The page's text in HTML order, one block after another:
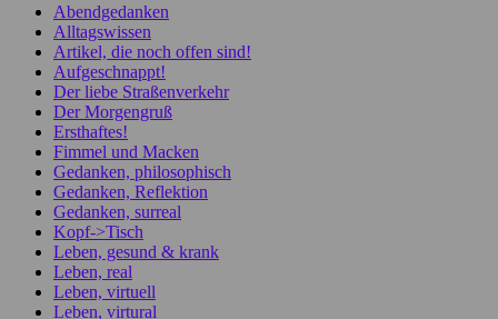
Abendgedanken
Alltagswissen
Artikel, die noch offen sind!
Aufgeschnappt!
Der liebe Straßenverkehr
Der Morgengruß
Ersthaftes!
Fimmel und Macken
Gedanken, philosophisch
Gedanken, Reflektion
Gedanken, surreal
Kopf->Tisch
Leben, gesund & krank
Leben, real
Leben, virtuell
Leben, virtural